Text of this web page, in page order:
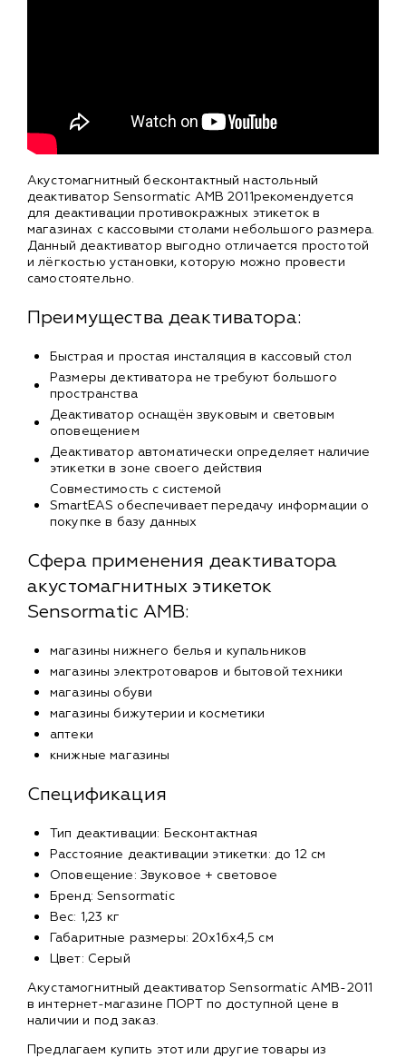
Акустомагнитный бесконтактный настольный
деактиватор Sensormatic AMB 2011рекомендуется
для деактивации противокражных этикеток в
магазинах с кассовыми столами небольшого размера.
Данный деактиватор выгодно отличается простотой
и лёгкостью установки, которую можно провести
самостоятельно.
Преимущества деактиватора:
Быстрая и простая инсталяция в кассовый стол
Размеры дективатора не требуют большого
пространства
Деактиватор оснащён звуковым и световым
оповещением
Деактиватор автоматически определяет наличие
этикетки в зоне своего действия
Совместимость с системой
SmartEAS обеспечивает передачу информации о
покупке в базу данных
Сфера применения деактиватора
акустомагнитных этикеток
Sensormatic AMB:
магазины нижнего белья и купальников
магазины электротоваров и бытовой техники
магазины обуви
магазины бижутерии и косметики
аптеки
книжные магазины
Спецификация
Тип деактивации: Бесконтактная
Расстояние деактивации этикетки: до 12 см
Оповещение: Звуковое + световое
Бренд: Sensormatic
Вес: 1,23 кг
Габаритные размеры: 20х16х4,5 см
Цвет: Серый
Акустамогнитный деактиватор Sensormatic AMB-2011
в интернет-магазине ПОРТ по доступной цене в
наличии и под заказ.
Предлагаем купить этот или другие товары из